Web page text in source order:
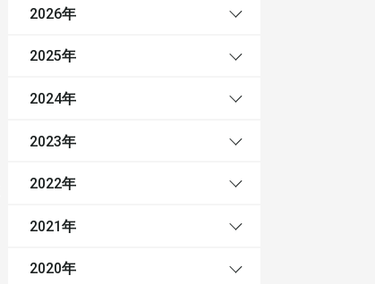
2026年
2025年
2024年
2023年
2022年
2021年
2020年